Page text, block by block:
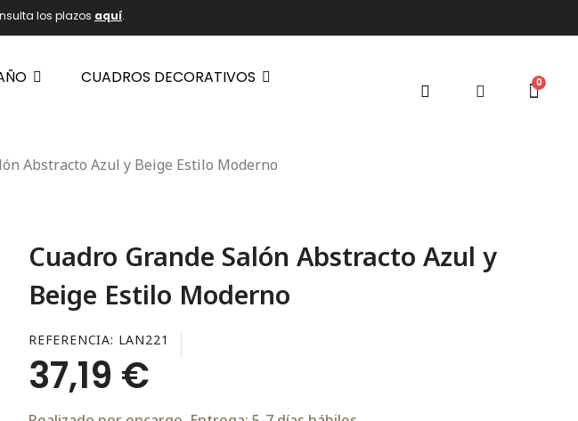
los plazos aquí.
CUADROS DECORATIVOS
Abstracto Azul y Beige Estilo Moderno
Cuadro Grande Salón Abstracto Azul y
Beige Estilo Moderno
REFERENCIA LAN221
37,19 €